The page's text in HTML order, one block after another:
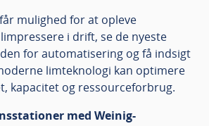
mulighed for at opleve
i drift, se de nyeste
for automatisering og få indsigt
limteknologi kan optimere
kapacitet og ressourceforbrug.
med Weinig-